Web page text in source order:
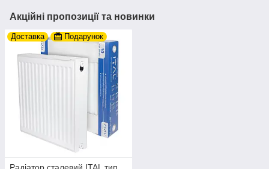
Акційні пропозиції та новинки
Доставка Подарунок